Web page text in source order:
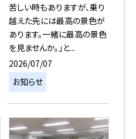
苦しい時もありますが、乗り
越えた先には最高の景色が
あります。一緒に最高の景色
を見ませんか。」と...
2026/07/07
お知らせ